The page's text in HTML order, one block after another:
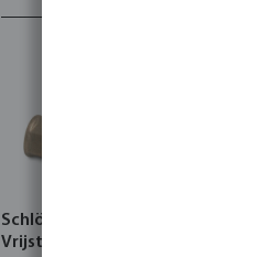
Schlösser
Vrijstroomafsluiter